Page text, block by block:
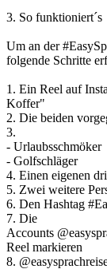
3. So funktioniert´s
Um an der
folgende Schritte
1. Ein Reel auf
Koffer"
2. Die beiden
3.
- Urlaubsschmöker
- Golfschläger
4. Einen eigenen
5. Zwei weitere
6. Den Hashtag
7. Die
Accounts
Reel markieren
8.